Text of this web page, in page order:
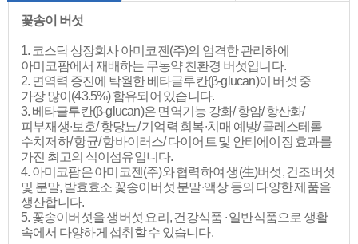
꽃송이 버섯
1. 코스닥 상장회사 아미코젠(주)의 엄격한 관리하에
아미코팜에서 재배하는 무농약 친환경 버섯입니다.
2. 면역력 증진에 탁월한 베타글루칸(β-glucan)이 버섯 중
가장 많이(43.5%) 함유되어 있습니다.
3. 베타글루칸(β-glucan)은 면역기능 강화/ 항암/ 항산화/
피부재생∙보호/ 항당뇨/ 기억력 회복∙치매 예방/ 콜레스테롤
수치저하/ 항균/ 항바이러스/ 다이어트 및 안티에이징 효과를
가진 최고의 식이섬유입니다.
4. 아미코팜은 아미코젠(주)와 협력하여 생(生)버섯, 건조버섯
및 분말, 발효효소 꽃송이버섯 분말∙액상 등의 다양한 제품을
생산합니다.
5. 꽃송이버섯을 생버섯 요리, 건강식품 ∙ 일반식품으로 생활
속에서 다양하게 섭취할 수 있습니다.​